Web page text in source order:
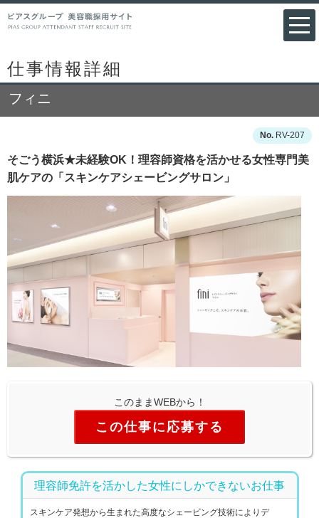
仕事情報詳細
フィニ
RV-207
そごう横浜★未経験OK！理容師資格を活かせる女性専門美
肌ケアの「スキンケアシェービングサロン」
このままWEBから！
この仕事に応募する
理容師免許を活かした女性にしかできないお仕事
スキンケア発想から生まれた高度なシェービング技術によりデ